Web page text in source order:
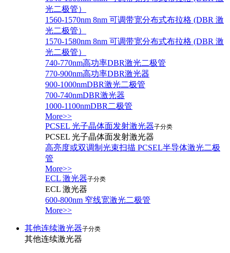
光二极管）
1560-1570nm 8nm 可调带宽分布式布拉格 (DBR 激
光二极管）
1570-1580nm 8nm 可调带宽分布式布拉格 (DBR 激
光二极管）
740-770nm高功率DBR激光二极管
770-900nm高功率DBR激光器
900-1000nmDBR激光二极管
700-740nmDBR激光器
1000-1100nmDBR二极管
More>>
PCSEL 光子晶体面发射激光器子分类
PCSEL 光子晶体面发射激光器
高亮度或双调制光束扫描 PCSEL半导体激光二极
管
More>>
ECL 激光器子分类
ECL 激光器
600-800nm 窄线宽激光二极管
More>>
其他连续激光器子分类
其他连续激光器